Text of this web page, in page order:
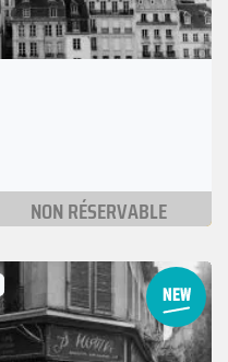
NON RÉSERVABLE